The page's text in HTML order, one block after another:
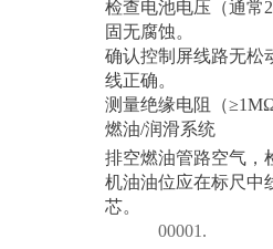
检查电池电压（通常
固无腐蚀。
确认控制屏线路无松
线正确。
测量绝缘电阻（
燃油/润滑系统
排空燃油管路空气，
机油油位应在标尺中
芯。
00001.